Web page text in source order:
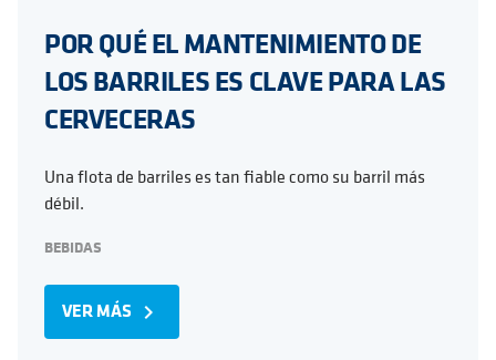
POR QUÉ EL MANTENIMIENTO DE
LOS BARRILES ES CLAVE PARA LAS
CERVECERAS
Una flota de barriles es tan fiable como su barril más
débil.
BEBIDAS
VER MÁS navigate_next